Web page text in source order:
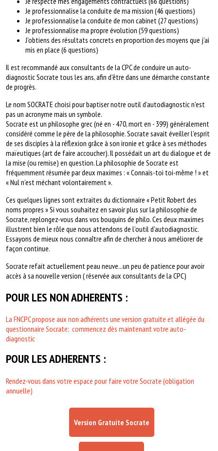
Je professionnalise la conduite de ma mission (46 questions)
Je professionnalise la conduite de mon cabinet (27 questions)
Je professionnalise ma propre évolution (59 questions)
J'obtiens des résultats concrets en proportion des moyens que j'ai
mis en place (6 questions)
Il est recommandé aux consultants de la CPC de conduire un auto-
diagnostic Socrate tous les ans, afin d'être dans une démarche constante
de progrès.
Le nom SOCRATE choisi pour baptiser notre outil d’autodiagnostic n’est
pas un acronyme mais un symbole.
Socrate est un philosophe grec (né en - 470, mort en - 399) généralement
considéré comme le père de la philosophie. Socrate savait éveiller l’esprit
de ses disciples à la réflexion grâce à son ironie et grâce à ses méthodes
maïeutiques (art de faire accoucher). Il possédait un art du dialogue et de
la mise (ou remise) en question. La philosophie de Socrate est
fréquemment résumée par deux maximes : « Connais-toi toi-même ! » et
« Nul n’est méchant volontairement ».
Ces quelques lignes sont extraites du dictionnaire « Petit Robert des
noms propres » Si vous souhaitez en savoir plus sur la philosophie de
Socrate, replongez-vous dans vos bouquins de philo. Ces deux maximes
illustrent bien le rôle que nous attendons de l’outil d’autodiagnostic.
Essayons de mieux nous connaître afin de chercher à nous améliorer de
façon continue.
Socrate refait actuellement peau neuve...un peu de patience pour avoir
accès à sa nouvelle version ( réservée aux consultants de la CPC)
POUR LES NON ADHERENTS :
La FNCPC propose aux non adhérents une version gratuite et allégée du
questionnaire Socrate: commencez dès maintenant votre auto-
diagnostic
POUR LES ADHERENTS :
Rendez-vous dans votre espace pour faire votre Socrate (obligation
annuelle)
Version Gratuite Socrate